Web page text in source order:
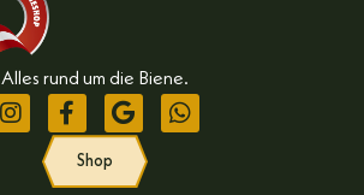
Alles rund um die Biene.
Shop